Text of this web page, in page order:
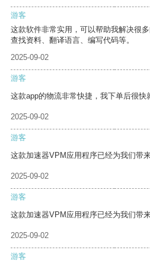
游客
这款软件非常实用，可以帮助我解决很
查找资料、翻译语言、编写代码等。
2025-09-02
游客
这款app的物流非常快捷，我下单后很快
2025-09-02
游客
这款加速器VPM应用程序已经为我们带
2025-09-02
游客
这款加速器VPM应用程序已经为我们带
2025-09-02
游客